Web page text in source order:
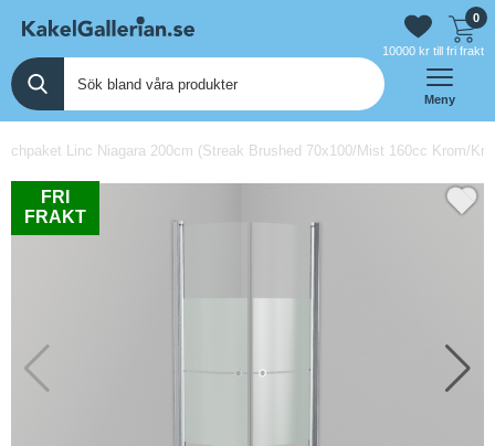
0
10000 kr till fri frakt
Meny
Linc Niagara 200cm (Streak Brushed 70x100/Mist 160cc Krom/
FRI
FRAKT